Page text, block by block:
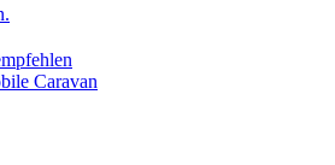
Caravan